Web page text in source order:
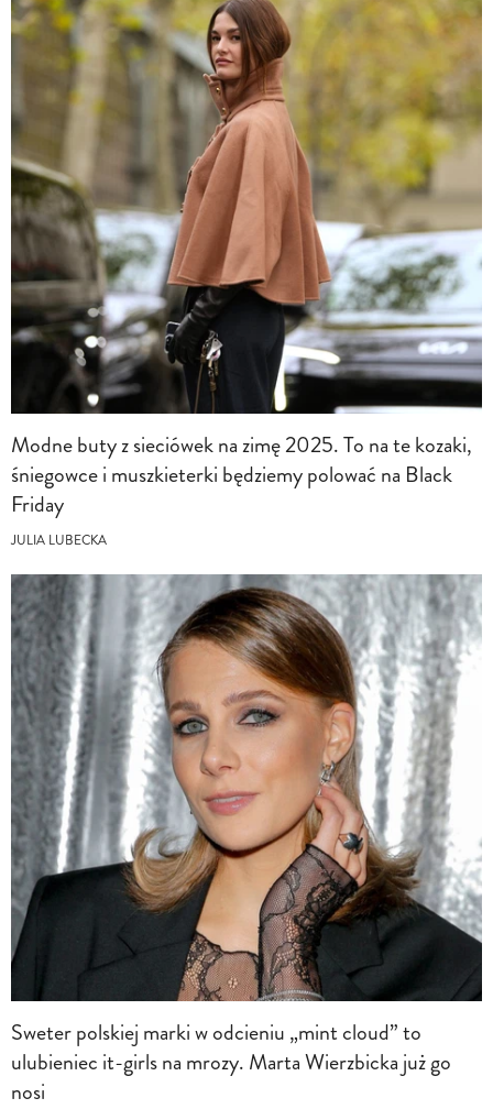
Modne buty z sieciówek na zimę 2025. To na te kozaki,
śniegowce i muszkieterki będziemy polować na Black
Friday
JULIA LUBECKA
Sweter polskiej marki w odcieniu „mint cloud” to
ulubieniec it-girls na mrozy. Marta Wierzbicka już go
nosi